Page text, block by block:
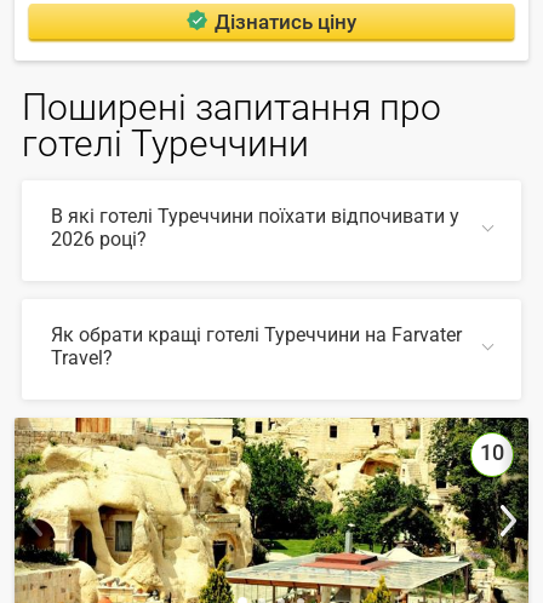
Дізнатись ціну
Поширені запитання про
готелі Туреччини
В які готелі Туреччини поїхати відпочивати у
2026 році?
Як обрати кращі готелі Туреччини на Farvater
Travel?
скористатись зручним пошуком по сайту, також на
Farvater Travel ви знайдете безліч фото готелів та
відгуків про кращі готелі Туреччини
ЗГОРНУТИ
10